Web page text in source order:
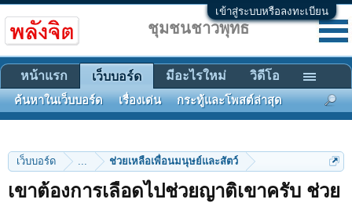
เข้าสู่ระบบหรือลงทะเบียน
เว็บบอร์ด ... ช่วยเหลือเพื่อนมนุษย์และสัตว์
เขาต้องการเลือดไปช่วยญาติเขาครับ ช่วย
ชุมชนชาวพุทธ
หน้าแรก เว็บบอร์ด
ค้นหาในเว็บบอร์ด เรื่องเด่น กระทู้และโพสต์ล่าสุด
มีอะไรใหม่ วิดีโอ